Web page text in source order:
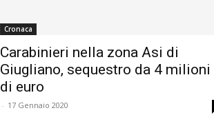
Cronaca
Carabinieri nella zona Asi di
Giugliano, sequestro da 4 milioni
di euro
- 17 Gennaio 2020